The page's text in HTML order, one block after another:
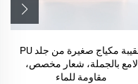
حقيبة مكياج صغيرة من جلد PU
لامع بالجملة، شعار مخصص،
مقاومة للماء